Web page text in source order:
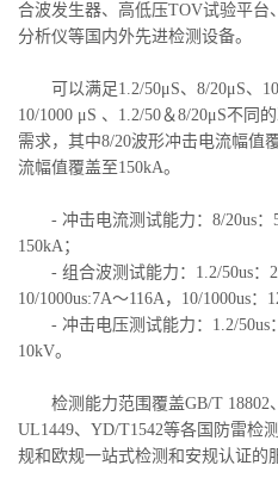
合波发生器、高低压TOV试验平台
分析仪等国内外先进检测设备。
可以满足1.2/50μS、8/20μS、
10/1000 μS 、1.2/50＆8/20μS不同
需求，其中8/20波形冲击电流幅值
流幅值覆盖至150kA。
- 冲击电流测试能力：8/20us
150kA；
- 组合波测试能力：1.2/50us：
10/1000us:7A～116A，10/1000us：
- 冲击电压测试能力：1.2/50us
10kV。
检测能力范围覆盖GB/T 18802
UL1449、YD/T1542等各国防雷检
规和欧规一站式检测和安规认证的